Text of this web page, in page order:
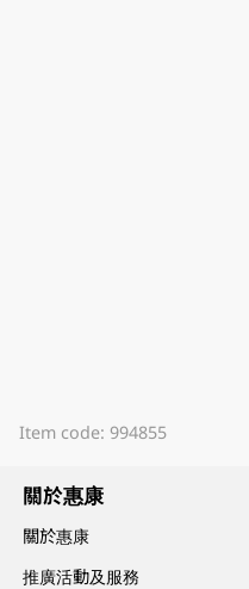
Item code: 994855
關於惠康
關於惠康
推廣活動及服務